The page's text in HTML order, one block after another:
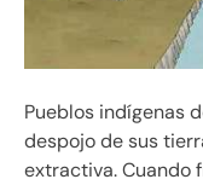
Pueblos indígenas
despojo de sus
extractiva. Cuando